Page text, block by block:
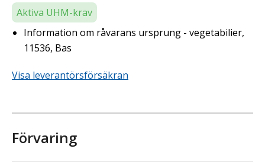
Aktiva UHM-krav
Information om råvarans ursprung - vegetabilier,
11536, Bas
Visa leverantörsförsäkran
Förvaring